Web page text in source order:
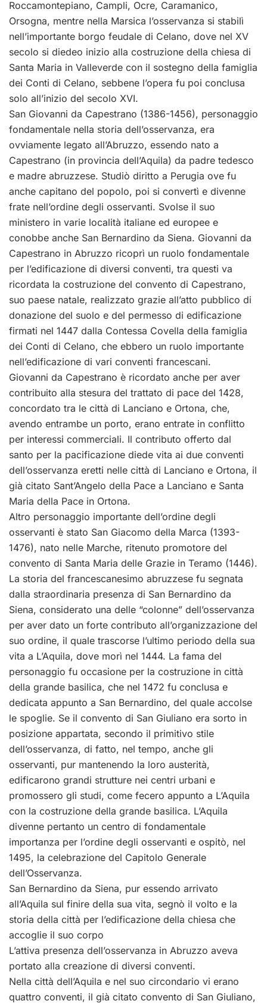
Roccamontepiano, Campli, Ocre, Caramanico,
Orsogna, mentre nella Marsica l’osservanza si stabilì
nell’importante borgo feudale di Celano, dove nel XV
secolo si diedeo inizio alla costruzione della chiesa di
Santa Maria in Valleverde con il sostegno della famiglia
dei Conti di Celano, sebbene l’opera fu poi conclusa
solo all’inizio del secolo XVI.
San Giovanni da Capestrano (1386-1456), personaggio
fondamentale nella storia dell’osservanza, era
ovviamente legato all’Abruzzo, essendo nato a
Capestrano (in provincia dell’Aquila) da padre tedesco
e madre abruzzese. Studiò diritto a Perugia ove fu
anche capitano del popolo, poi si convertì e divenne
frate nell’ordine degli osservanti. Svolse il suo
ministero in varie località italiane ed europee e
conobbe anche San Bernardino da Siena. Giovanni da
Capestrano in Abruzzo ricoprì un ruolo fondamentale
per l’edificazione di diversi conventi, tra questi va
ricordata la costruzione del convento di Capestrano,
suo paese natale, realizzato grazie all’atto pubblico di
donazione del suolo e del permesso di edificazione
firmati nel 1447 dalla Contessa Covella della famiglia
dei Conti di Celano, che ebbero un ruolo importante
nell’edificazione di vari conventi francescani.
Giovanni da Capestrano è ricordato anche per aver
contribuito alla stesura del trattato di pace del 1428,
concordato tra le città di Lanciano e Ortona, che,
avendo entrambe un porto, erano entrate in conflitto
per interessi commerciali. Il contributo offerto dal
santo per la pacificazione diede vita ai due conventi
dell’osservanza eretti nelle città di Lanciano e Ortona, il
già citato Sant’Angelo della Pace a Lanciano e Santa
Maria della Pace in Ortona.
Altro personaggio importante dell’ordine degli
osservanti è stato San Giacomo della Marca (1393-
1476), nato nelle Marche, ritenuto promotore del
convento di Santa Maria delle Grazie in Teramo (1446).
La storia del francescanesimo abruzzese fu segnata
dalla straordinaria presenza di San Bernardino da
Siena, considerato una delle “colonne” dell’osservanza
per aver dato un forte contributo all’organizzazione del
suo ordine, il quale trascorse l’ultimo periodo della sua
vita a L’Aquila, dove morì nel 1444. La fama del
personaggio fu occasione per la costruzione in città
della grande basilica, che nel 1472 fu conclusa e
dedicata appunto a San Bernardino, del quale accolse
le spoglie. Se il convento di San Giuliano era sorto in
posizione appartata, secondo il primitivo stile
dell’osservanza, di fatto, nel tempo, anche gli
osservanti, pur mantenendo la loro austerità,
edificarono grandi strutture nei centri urbani e
promossero gli studi, come fecero appunto a L’Aquila
con la costruzione della grande basilica. L’Aquila
divenne pertanto un centro di fondamentale
importanza per l’ordine degli osservanti e ospitò, nel
1495, la celebrazione del Capitolo Generale
dell’Osservanza.
San Bernardino da Siena, pur essendo arrivato
all’Aquila sul finire della sua vita, segnò il volto e la
storia della città per l’edificazione della chiesa che
accoglie il suo corpo
L’attiva presenza dell’osservanza in Abruzzo aveva
portato alla creazione di diversi conventi.
Nella città dell’Aquila e nel suo circondario vi erano
quattro conventi, il già citato convento di San Giuliano,